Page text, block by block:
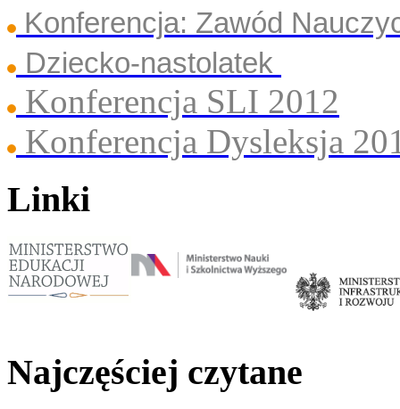
Konferencja: Zawód
Dziecko-nastolatek
Konferencja SLI 2012
Konferencja Dysleksja
Linki
Najczęściej czytane